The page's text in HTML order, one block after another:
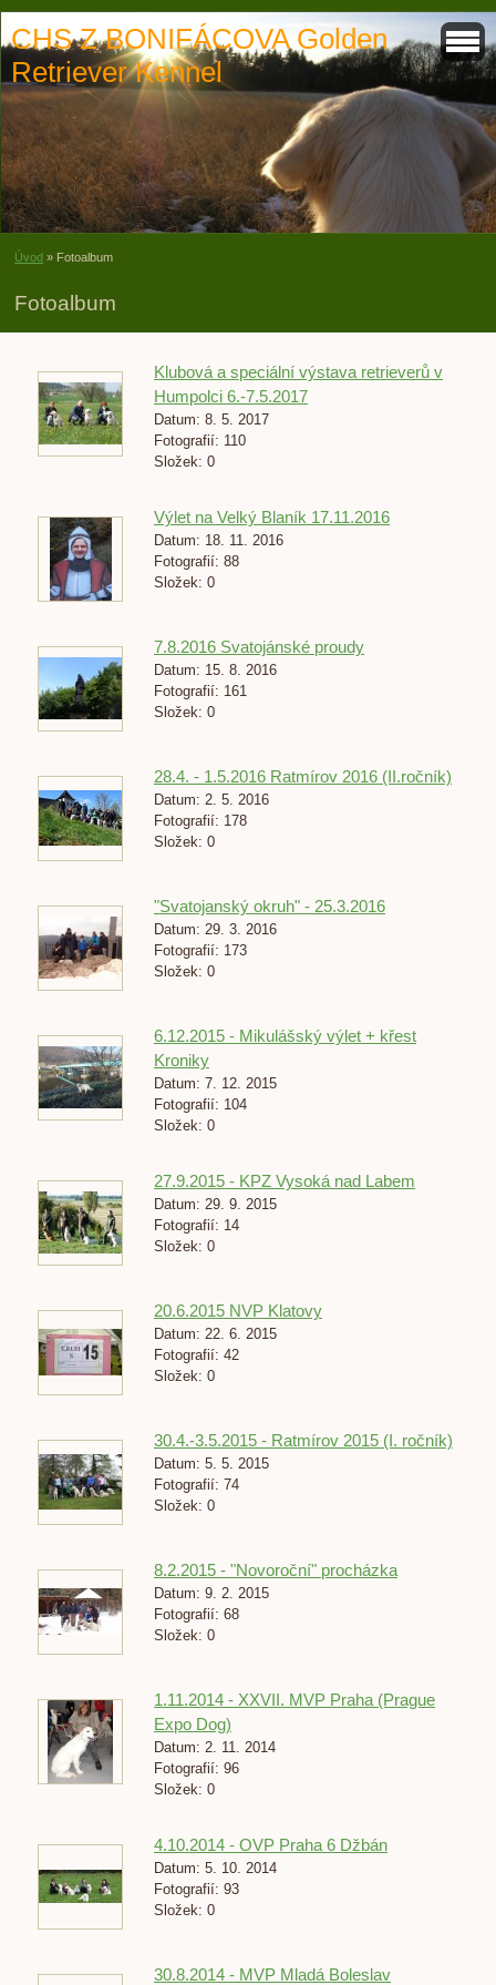
CHS Z BONIFÁCOVA Golden
Retriever Kennel
Úvod » Fotoalbum
Fotoalbum
Klubová a speciální výstava retrieverů v
Humpolci 6.-7.5.2017
Datum: 8. 5. 2017
Fotografií: 110
Složek: 0
Výlet na Velký Blaník 17.11.2016
Datum: 18. 11. 2016
Fotografií: 88
Složek: 0
7.8.2016 Svatojánské proudy
Datum: 15. 8. 2016
Fotografií: 161
Složek: 0
28.4. - 1.5.2016 Ratmírov 2016 (II.ročník)
Datum: 2. 5. 2016
Fotografií: 178
Složek: 0
"Svatojanský okruh" - 25.3.2016
Datum: 29. 3. 2016
Fotografií: 173
Složek: 0
6.12.2015 - Mikulášský výlet + křest
Kroniky
Datum: 7. 12. 2015
Fotografií: 104
Složek: 0
27.9.2015 - KPZ Vysoká nad Labem
Datum: 29. 9. 2015
Fotografií: 14
Složek: 0
20.6.2015 NVP Klatovy
Datum: 22. 6. 2015
Fotografií: 42
Složek: 0
30.4.-3.5.2015 - Ratmírov 2015 (I. ročník)
Datum: 5. 5. 2015
Fotografií: 74
Složek: 0
8.2.2015 - "Novoroční" procházka
Datum: 9. 2. 2015
Fotografií: 68
Složek: 0
1.11.2014 - XXVII. MVP Praha (Prague
Expo Dog)
Datum: 2. 11. 2014
Fotografií: 96
Složek: 0
4.10.2014 - OVP Praha 6 Džbán
Datum: 5. 10. 2014
Fotografií: 93
Složek: 0
30.8.2014 - MVP Mladá Boleslav